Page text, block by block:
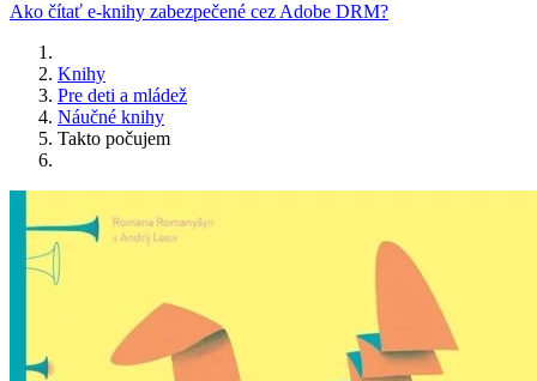
Ako čítať e-knihy zabezpečené cez Adobe DRM?
Knihy
Pre deti a mládež
Náučné knihy
Takto počujem